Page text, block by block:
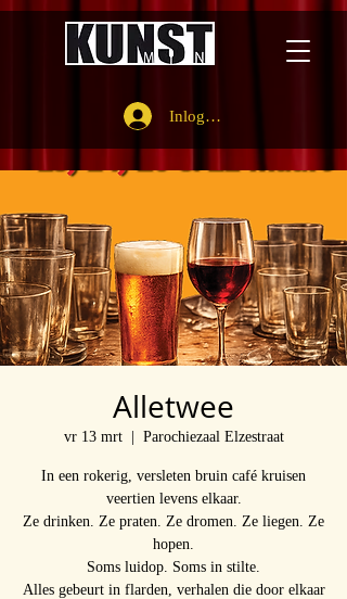
Inloggen
Alletwee
vr 13 mrt
  |
Parochiezaal Elzestraat
In een rokerig, versleten bruin café kruisen
veertien levens elkaar.
Ze drinken. Ze praten. Ze dromen. Ze liegen. Ze
hopen.
Soms luidop. Soms in stilte.
Alles gebeurt in flarden, verhalen die door elkaar